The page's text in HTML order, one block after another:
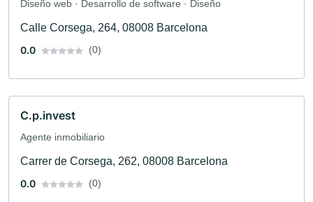
Diseño web · Desarrollo de software · Diseño
Calle Corsega, 264, 08008 Barcelona
0.0
(0)
C.p.invest
Agente inmobiliario
Carrer de Corsega, 262, 08008 Barcelona
0.0
(0)